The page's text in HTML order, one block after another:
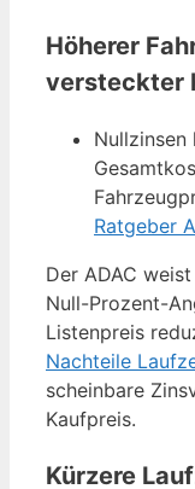
Höherer
versteckter
Nullzinsen
Ratgeber
Der ADAC
Null-Prozent-
Listenpreis
Nachteile
scheinbare
Kaufpreis.
Kürzere